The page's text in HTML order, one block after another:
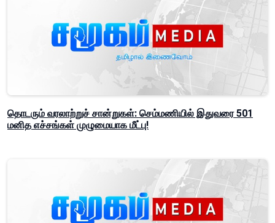
தொடரும் வரலாற்றுச் சான்றுகள்: செம்மணியில் இதுவரை 501
மனித எச்சங்கள் முழுமையாக மீட்பு!